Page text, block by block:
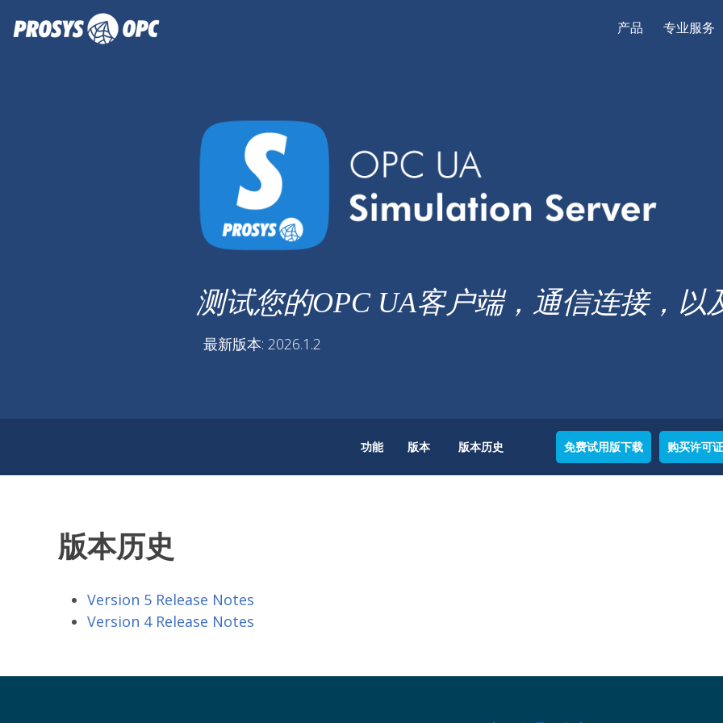
产品 专业服务
测试您的OPC UA客户端，通信连接，以
最新版本: 2026.1.2
功能 版本 版本历史 免费试用版下载 购买许可证
版本历史
Version 5 Release Notes
Version 4 Release Notes